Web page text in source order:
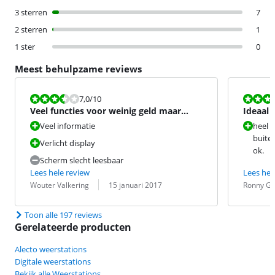
3 sterren
7
2 sterren
1
1 ster
0
Meest behulpzame reviews
Beoordeling is 7,0 van de 10.
7,0/10
Veel functies voor weinig geld maar
slecht afgewerkt.
Veel informatie
Verlicht display
Scherm slecht leesbaar
Lees hele review
Beoordeling door:
Wouter Valkering
Datum: 15 januari 2017
Ideaal
heel
ok.
Lees
Ronny
Datum:
Toon alle 197 reviews
Gerelateerde producten
Alecto weerstations
Digitale weerstations